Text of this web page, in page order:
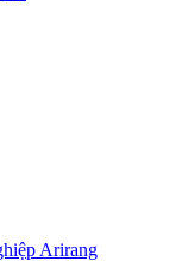
Arirang